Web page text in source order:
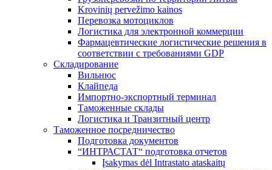
Krovinių pervežimo kainos
Перевозка мотоциклов
Логистика для электронной коммерции
Фармацевтические логистические решения в
соответствии с требованиями GDP
Складирование
Вильнюс
Клайпеда
Импортно-экспортный терминал
Таможенные склады
Логистика и Транзитный центр
Таможенное посредничество
Подготовка документов
“ИНТРАСТАТ“ подготовка отчетов
Įsakymas dėl Intrastato ataskaitų